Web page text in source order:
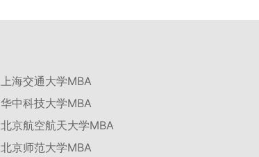
院将向合格考生寄发录取通知书。
级优质课程近50门。2025年，学校专项投入60余
成果丰硕：2024年，研究生以第一作者发表的三
检索论文占比达91.55%；在“中国研究生创新实践
大赛”等赛事中，获国家级奖项30余项、省级奖项
校根据学术学位与专业学位不同定位，构建差异化
上海交通大学MBA
华中科技大学MBA
北京航空航天大学MBA
北京师范大学MBA